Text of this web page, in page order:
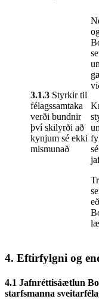
3.1.3 Styrkir til
félagssamtaka
verði bundnir
því skilyrði að
kynjum sé ekki
mismunað
4. Eftirfylgni og
4.1 Jafnréttisáætlun
starfsmanna